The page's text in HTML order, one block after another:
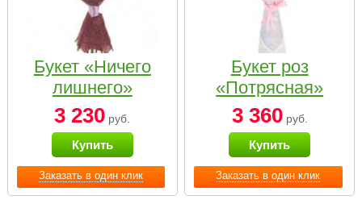
Заказать в один клик
Букет «Ничего
лишнего»
3 230 руб.
Купить
Заказать в один клик
Букет роз
«Потрясная»
3 360руб.
Купить